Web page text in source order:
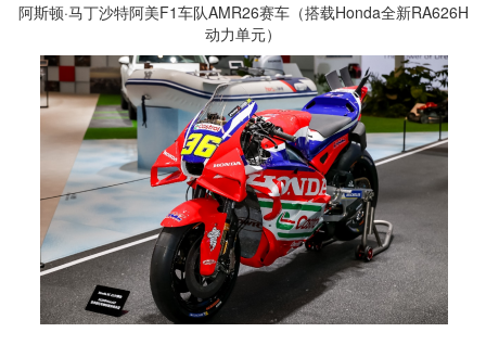
阿斯顿·马丁沙特阿美F1车队AMR26赛车（搭载Honda全新RA626H
动力单元）